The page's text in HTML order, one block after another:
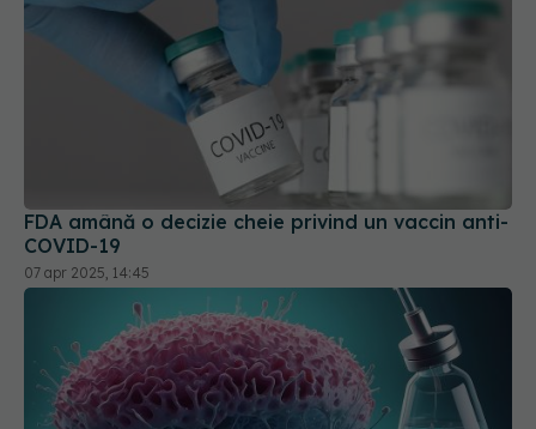
FDA amână o decizie cheie privind un vaccin anti-
COVID-19
07 apr 2025, 14:45